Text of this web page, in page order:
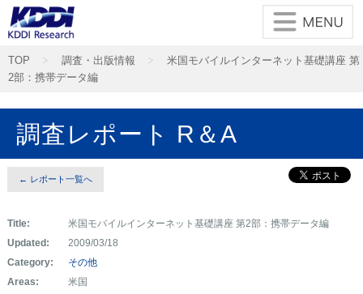
TOP 調査・出版情報
米国モバイルインターネット基礎講座 第
2部：携帯データ編
調査レポート R＆A
← レポート一覧へ
Title:
米国モバイルインターネット基礎講座 第2部：携帯データ編
Updated:
2009/03/18
Category:
その他
Areas:
米国